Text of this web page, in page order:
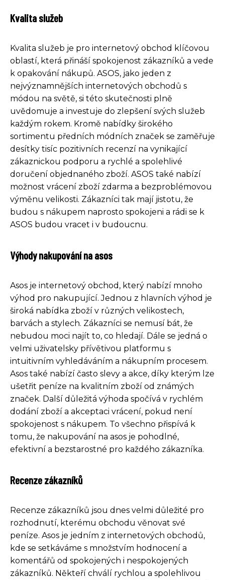
Kvalita služeb
Kvalita služeb je pro internetový obchod klíčovou
oblastí, která přináší spokojenost zákazníků a vede
k opakování nákupů. ASOS, jako jeden z
nejvýznamnějších internetových obchodů s
módou na světě, si této skutečnosti plně
uvědomuje a investuje do zlepšení svých služeb
každým rokem. Kromě nabídky širokého
sortimentu předních módních značek se zaměřuje
desítky tisíc pozitivních recenzí na vynikající
zákaznickou podporu a rychlé a spolehlivé
doručení objednaného zboží. ASOS také nabízí
možnost vrácení zboží zdarma a bezproblémovou
výměnu velikosti. Zákazníci tak mají jistotu, že
budou s nákupem naprosto spokojeni a rádi se k
ASOS budou vracet i v budoucnu.
Výhody nakupování na asos
Asos je internetový obchod, který nabízí mnoho
výhod pro nakupující. Jednou z hlavních výhod je
široká nabídka zboží v různých velikostech,
barvách a stylech. Zákazníci se nemusí bát, že
nebudou moci najít to, co hledají. Dále se jedná o
velmi uživatelsky přívětivou platformu s
intuitivním vyhledáváním a nákupním procesem.
Asos také nabízí často slevy a akce, díky kterým lze
ušetřit peníze na kvalitním zboží od známých
značek. Další důležitá výhoda spočívá v rychlém
dodání zboží a akceptaci vrácení, pokud není
spokojenost s nákupem. To všechno přispívá k
tomu, že nakupování na asos je pohodlné,
efektivní a bezstarostné pro každého zákazníka.
Recenze zákazníků
Recenze zákazníků jsou dnes velmi důležité pro
rozhodnutí, kterému obchodu věnovat své
peníze. Asos je jedním z internetových obchodů,
kde se setkáváme s množstvím hodnocení a
komentářů od spokojených i nespokojených
zákazníků. Někteří chválí rychlou a spolehlivou